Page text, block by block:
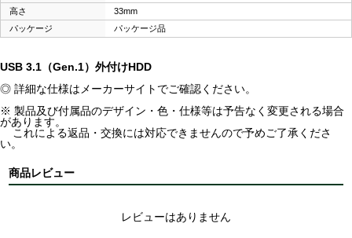
高さ
33mm
パッケージ
パッケージ品
USB 3.1（Gen.1）外付けHDD
◎ 詳細な仕様はメーカーサイトでご確認ください。
※ 製品及び付属品のデザイン・色・仕様等は予告なく変更される場合
があります。
これによる返品・交換には対応できませんので予めご了承くださ
い。
商品レビュー
レビューはありません